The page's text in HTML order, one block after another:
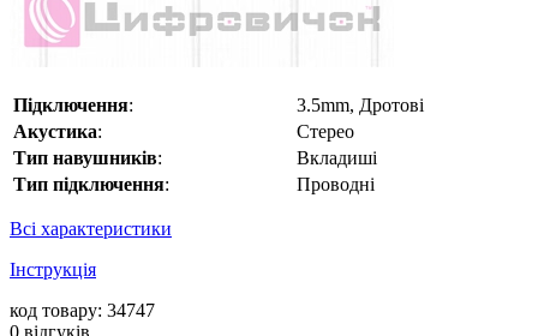
Підключення:
3.5mm, Дротові
Акустика:
Стерео
Тип навушників:
Вкладиші
Тип підключення: Проводні
Всі характеристики
Інструкція
код товару: 34747